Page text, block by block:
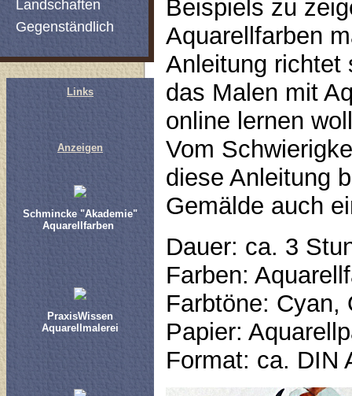
Landschaften
Gegenständlich
Links
Anzeigen
Schmincke "Akademie"
Aquarellfarben
PraxisWissen
Aquarellmalerei
Beispiels zu
Aquarellfarben
Anleitung richtet
das Malen mit
online lernen
Vom
diese Anleitung
Gemälde auch
Dauer: ca. 3
Farben:
Farbtöne: Cyan,
Papier:
Format: ca. DIN